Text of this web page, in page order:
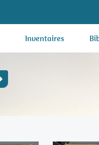
Inventaires